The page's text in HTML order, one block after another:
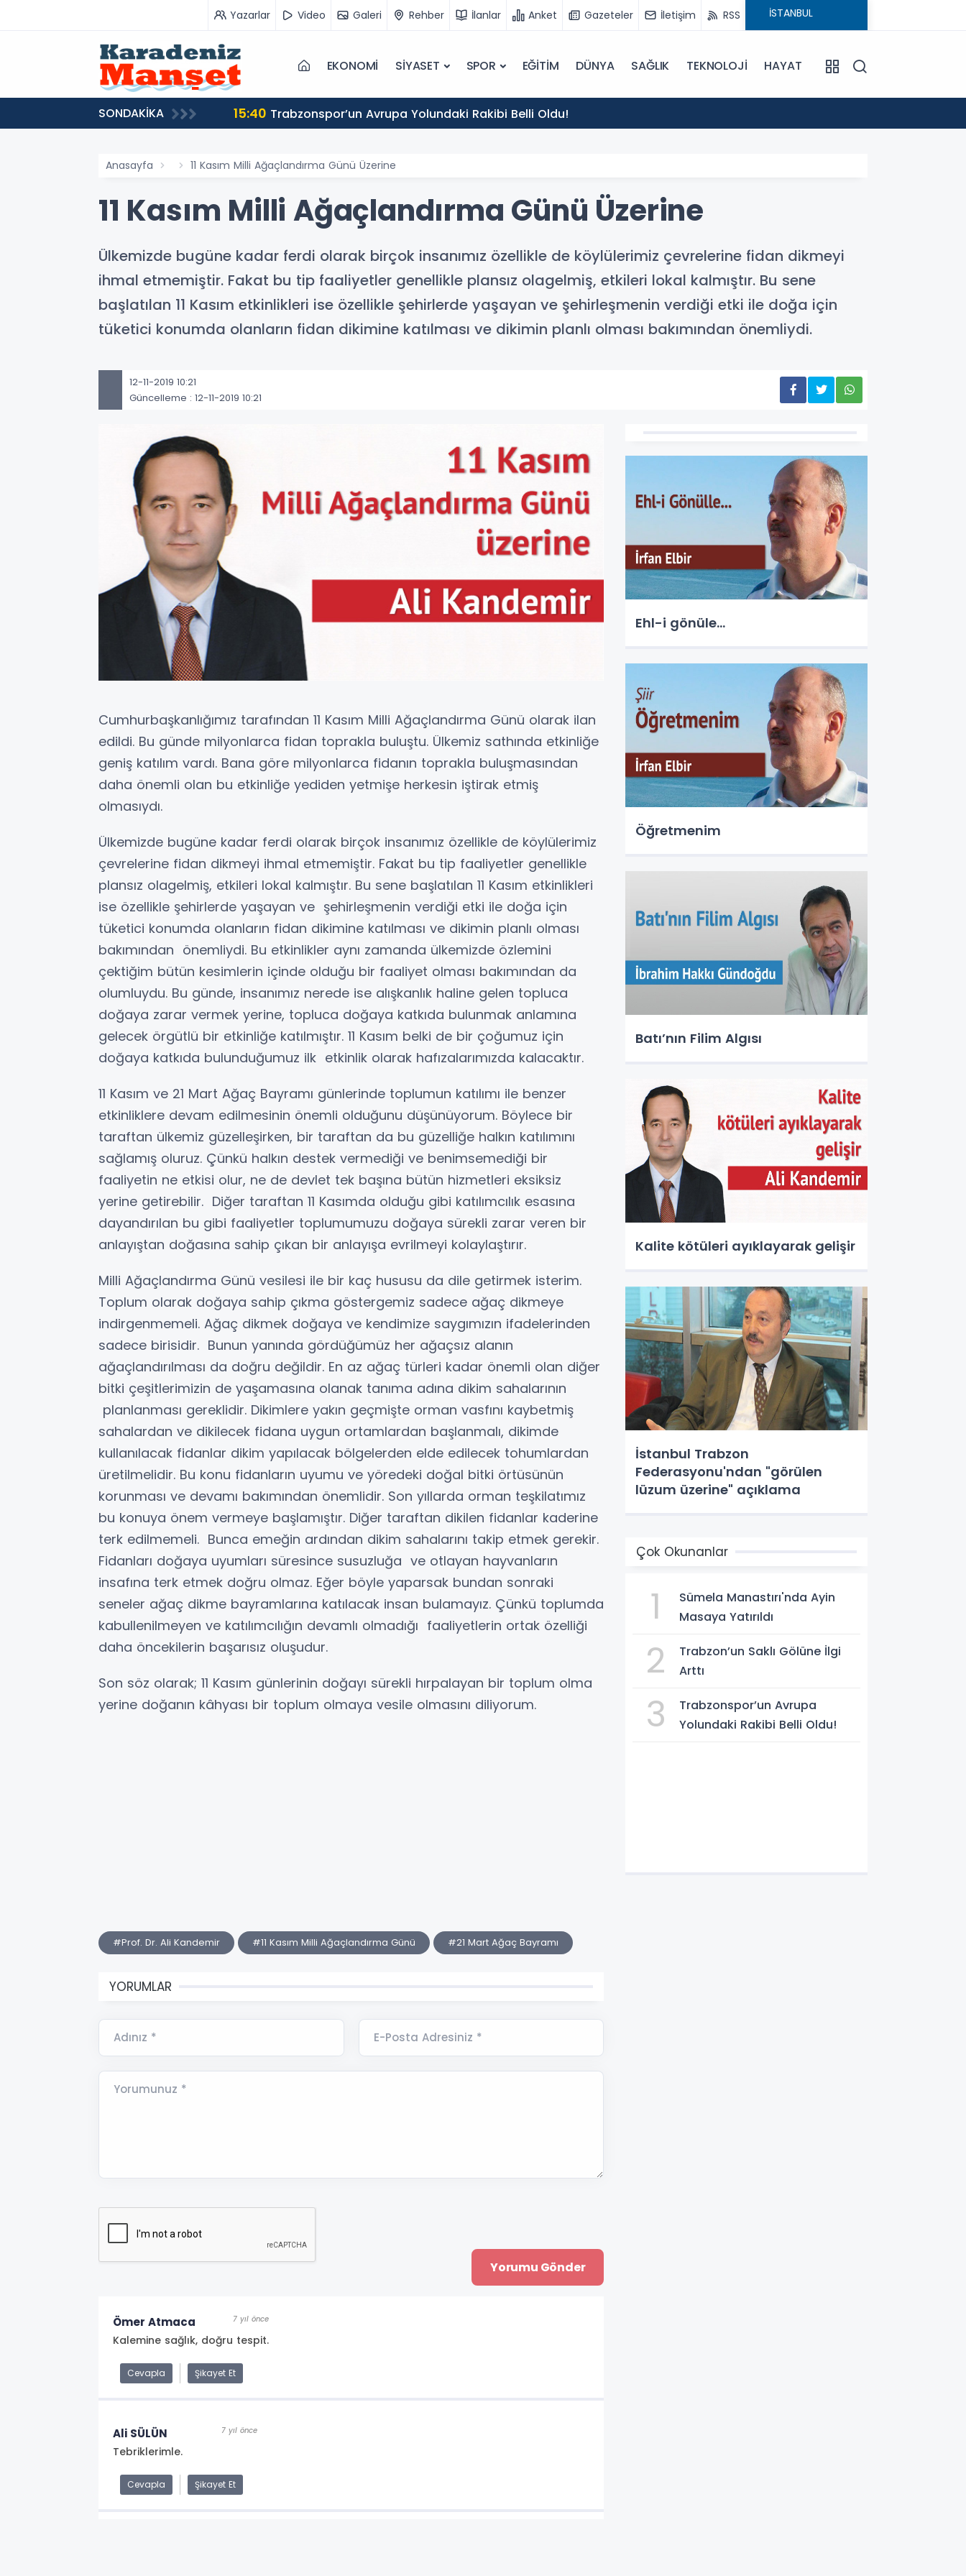
Yazarlar Video Galeri Rehber İlanlar Anket Gazeteler İletişim RSS
EKONOMİ SİYASET SPOR EĞİTİM DÜNYA SAĞLIK TEKNOLOJİ HAYAT
SONDAKİKA 15:40 Trabzonspor’un Avrupa Yolundaki Rakibi Belli Oldu!
Anasayfa 11 Kasım Milli Ağaçlandırma Günü Üzerine
11 Kasım Milli Ağaçlandırma Günü Üzerine
Ülkemizde bugüne kadar ferdi olarak birçok insanımız özellikle de köylülerimiz çevrelerine fidan dikmeyi
ihmal etmemiştir. Fakat bu tip faaliyetler genellikle plansız olagelmiş, etkileri lokal kalmıştır. Bu sene
başlatılan 11 Kasım etkinlikleri ise özellikle şehirlerde yaşayan ve şehirleşmenin verdiği etki ile doğa için
tüketici konumda olanların fidan dikimine katılması ve dikimin planlı olması bakımından önemliydi.
12-11-2019 10:21
Güncelleme : 12-11-2019 10:21
Cumhurbaşkanlığımız tarafından 11 Kasım Milli Ağaçlandırma Günü olarak ilan
edildi. Bu günde milyonlarca fidan toprakla buluştu. Ülkemiz sathında etkinliğe
geniş katılım vardı. Bana göre milyonlarca fidanın toprakla buluşmasından
daha önemli olan bu etkinliğe yediden yetmişe herkesin iştirak etmiş
olmasıydı.
Ülkemizde bugüne kadar ferdi olarak birçok insanımız özellikle de köylülerimiz
çevrelerine fidan dikmeyi ihmal etmemiştir. Fakat bu tip faaliyetler genellikle
plansız olagelmiş, etkileri lokal kalmıştır. Bu sene başlatılan 11 Kasım etkinlikleri
ise özellikle şehirlerde yaşayan ve şehirleşmenin verdiği etki ile doğa için
tüketici konumda olanların fidan dikimine katılması ve dikimin planlı olması
bakımından önemliydi. Bu etkinlikler aynı zamanda ülkemizde özlemini
çektiğim bütün kesimlerin içinde olduğu bir faaliyet olması bakımından da
olumluydu. Bu günde, insanımız nerede ise alışkanlık haline gelen topluca
doğaya zarar vermek yerine, topluca doğaya katkıda bulunmak anlamına
gelecek örgütlü bir etkinliğe katılmıştır. 11 Kasım belki de bir çoğumuz için
doğaya katkıda bulunduğumuz ilk etkinlik olarak hafızalarımızda kalacaktır.
11 Kasım ve 21 Mart Ağaç Bayramı günlerinde toplumun katılımı ile benzer
etkinliklere devam edilmesinin önemli olduğunu düşünüyorum. Böylece bir
taraftan ülkemiz güzelleşirken, bir taraftan da bu güzelliğe halkın katılımını
sağlamış oluruz. Çünkü halkın destek vermediği ve benimsemediği bir
faaliyetin ne etkisi olur, ne de devlet tek başına bütün hizmetleri eksiksiz
yerine getirebilir. Diğer taraftan 11 Kasımda olduğu gibi katılımcılık esasına
dayandırılan bu gibi faaliyetler toplumumuzu doğaya sürekli zarar veren bir
anlayıştan doğasına sahip çıkan bir anlayışa evrilmeyi kolaylaştırır.
Milli Ağaçlandırma Günü vesilesi ile bir kaç hususu da dile getirmek isterim.
Toplum olarak doğaya sahip çıkma göstergemiz sadece ağaç dikmeye
indirgenmemeli. Ağaç dikmek doğaya ve kendimize saygımızın ifadelerinden
sadece birisidir. Bunun yanında gördüğümüz her ağaçsız alanın
ağaçlandırılması da doğru değildir. En az ağaç türleri kadar önemli olan diğer
bitki çeşitlerimizin de yaşamasına olanak tanıma adına dikim sahalarının
planlanması gereklidir. Dikimlere yakın geçmişte orman vasfını kaybetmiş
sahalardan ve dikilecek fidana uygun ortamlardan başlanmalı, dikimde
kullanılacak fidanlar dikim yapılacak bölgelerden elde edilecek tohumlardan
üretilmelidir. Bu konu fidanların uyumu ve yöredeki doğal bitki örtüsünün
korunması ve devamı bakımından önemlidir. Son yıllarda orman teşkilatımız
bu konuya önem vermeye başlamıştır. Diğer taraftan dikilen fidanlar kaderine
terk edilmemeli. Bunca emeğin ardından dikim sahalarını takip etmek gerekir.
Fidanları doğaya uyumları süresince susuzluğa ve otlayan hayvanların
insafına terk etmek doğru olmaz. Eğer böyle yaparsak bundan sonraki
seneler ağaç dikme bayramlarına katılacak insan bulamayız. Çünkü toplumda
kabullenilmeyen ve katılımcılığın devamlı olmadığı faaliyetlerin ortak özelliği
daha öncekilerin başarısız oluşudur.
Son söz olarak; 11 Kasım günlerinin doğayı sürekli hırpalayan bir toplum olma
yerine doğanın kâhyası bir toplum olmaya vesile olmasını diliyorum.
#Prof. Dr. Ali Kandemir #11 Kasım Milli Ağaçlandırma Günü #21 Mart Ağaç Bayramı
YORUMLAR
Adınız * E-Posta Adresiniz *
Yorumunuz *
Ömer Atmaca 7 yıl önce
Kalemine sağlık, doğru tespit.
Cevapla Şikayet Et
Ali SÜLÜN 7 yıl önce
Tebriklerimle.
Cevapla Şikayet Et
Ehl-i gönüle...
Öğretmenim
Batı’nın Filim Algısı
Kalite kötüleri ayıklayarak gelişir
İstanbul Trabzon
Federasyonu'ndan "görülen
lüzum üzerine" açıklama
Çok Okunanlar
1
Sümela Manastırı'nda Ayin
Masaya Yatırıldı
2
Trabzon’un Saklı Gölüne İlgi
Arttı
3
Trabzonspor’un Avrupa
Yolundaki Rakibi Belli Oldu!